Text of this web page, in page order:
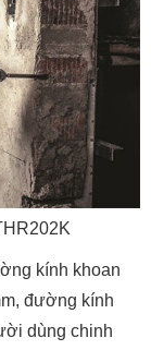
kính khoan
đường kính
dùng chinh